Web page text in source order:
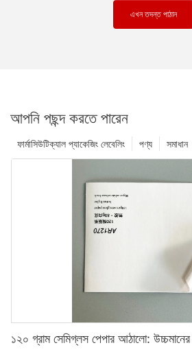
এখন তদন্ত পাঠান
আপনি পছন্দ করতে পারেন
সমাধান
পণ্য
ফার্মাসিউটিক্যাল প্যাকেজিং লেবেলিং
১২০ গ্রাম সেমিগ্লস পেপার আঠালো: